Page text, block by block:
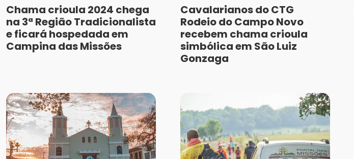
Chama crioula 2024 chega
na 3ª Região Tradicionalista
e ficará hospedada em
Campina das Missões
Cavalarianos do CTG
Rodeio do Campo Novo
recebem chama crioula
simbólica em São Luiz
Gonzaga